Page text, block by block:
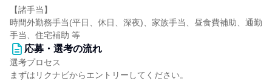
【諸手当】
時間外勤務手当(平日、休日、深夜)、家族手当、昼食費補助、通勤
手当、住宅補助 等
応募・選考の流れ
選考プロセス
まずはリクナビからエントリーしてください。